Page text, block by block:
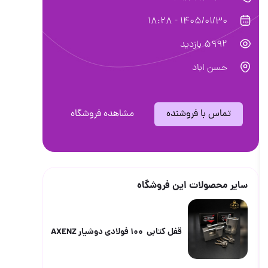
1405/01/30 - 18:28
5992 بازدید
حسن اباد
تماس با فروشنده مشاهده فروشگاه
محصولات این فروشگاه
قفل کتابی 100 فولادی دوشیار AXENZ